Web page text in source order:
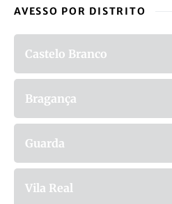
AVESSO POR DISTRITO
Castelo Branco
Bragança
Guarda
Vila Real